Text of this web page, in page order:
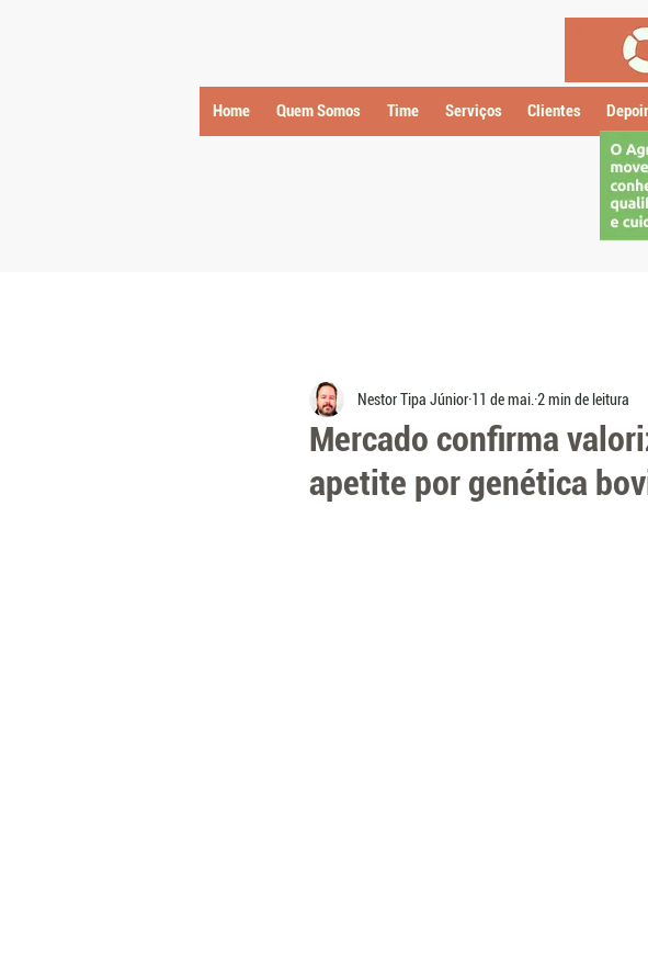
Home Quem Somos Time Serviços Clientes
Mercado confirma
apetite por genética
Nestor Tipa Júnior 11 de mai. 2 min de leitura